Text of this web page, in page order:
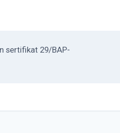
sertifikat 29/BAP-